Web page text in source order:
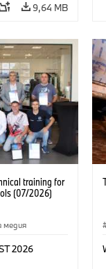
9,64 MB
training for
(07/2026)
медия
2026